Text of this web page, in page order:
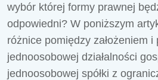
wybór której formy prawnej
odpowiedni? W poniższym
różnice pomiędzy założeniem i
jednoosobowej działalności
jednoosobowej spółki z